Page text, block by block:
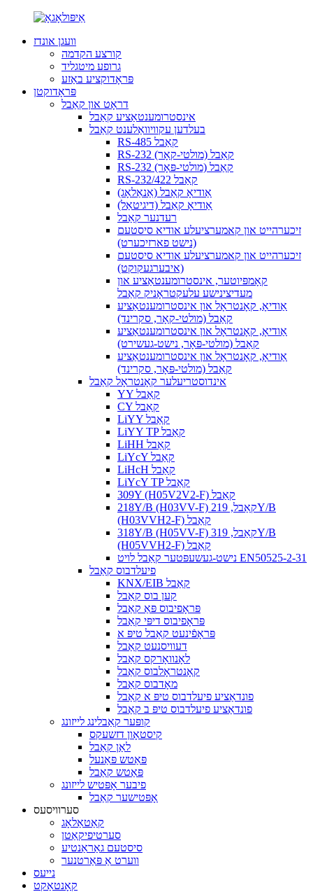
וועגן אונדז
קורצע הקדמה
גרופע מיטגליד
פּראָדוקציע באַזע
פּראָדוקטן
דראָט און קאַבל
אינסטרומענטאַציע קאַבל
בעלדען עקוויוואַלענט קאַבל
RS-485 קאַבל
RS-232 קאַבל (מולטי-קאָר)
RS-232 קאַבל (מולטי-פּאָר)
RS-232/422 קאַבל
אַודיאָ קאַבל (אַנאַלאָג)
אַודיאָ קאַבל (דיגיטאַל)
רעדנער קאַבל
זיכערהייט און קאמערציעלע אודיא סיסטעם
(נישט פארזיכערט)
זיכערהייט און קאמערציעלע אודיא סיסטעם
(איבערגעקוקט)
קאָמפּיוטער, אינסטרומענטאַציע און
מעדיצינישע עלעקטראָניק קאַבל
אַודיאָ, קאָנטראָל און אינסטרומענטאַציע
קאַבל (מולטי-קאָר, סקרינד)
אַודיאָ, קאָנטראָל און אינסטרומענטאַציע
קאַבל (מולטי-פּאָר, נישט-געשירט)
אַודיאָ, קאָנטראָל און אינסטרומענטאַציע
קאַבל (מולטי-פּאָר, סקרינד)
אינדוסטריעלער קאָנטראָל קאַבל
YY קאַבל
CY קאַבל
LiYY קאַבל
LiYY TP קאַבל
LiHH קאַבל
LiYcY קאַבל
LiHcH קאַבל
LiYcY TP קאַבל
309Y (H05V2V2-F) קאַבל
218Y/B (H03VV-F) קאַבל, 219Y/B
(H03VVH2-F) קאַבל
318Y/B (H05VV-F) קאַבל, 319Y/B
(H05VVH2-F) קאַבל
נישט-געשעפּטער קאַבל לויט EN50525-2-31
פיעלדבוס קאַבל
KNX/EIB קאַבל
קען בוס קאַבל
פּראָפיבוס פּאַ קאַבל
פּראָפיבוס דיפּי קאַבל
פּראָפֿינעט קאַבל טיפּ א
דעוויסנעט קאַבל
לאָנוואָרקס קאַבל
קאָנטראָלבוס קאַבל
מאָדבוס קאַבל
פונדאַציע פיעלדבוס טיפּ א קאַבל
פונדאַציע פיעלדבוס טיפּ ב קאַבל
קופּער קאַבלינג לייזונג
קיסטאָון דזשעקס
לאַן קאַבל
פּאַטש פּאַנעל
פּאַטש קאַבל
פיבער אָפּטיש לייזונג
אָפּטישער קאַבל
סערוויסעס
קאַטאַלאָג
סערטיפיקאַטן
סיסטעם גאַראַנטיע
ווערט אַ פּאַרטנער
נייעס
קאָנטאַקט